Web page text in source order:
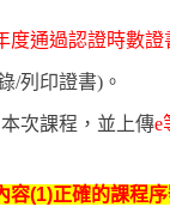
度通過認證時數證
/列印證書)。
次課程，並上傳e
(1)正確的課程